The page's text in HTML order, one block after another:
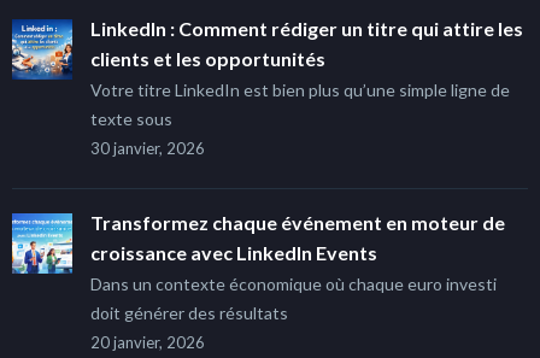
LinkedIn : Comment rédiger un titre qui attire les
clients et les opportunités
Votre titre LinkedIn est bien plus qu’une simple ligne de
texte sous
30 janvier, 2026
Transformez chaque événement en moteur de
croissance avec LinkedIn Events
Dans un contexte économique où chaque euro investi
doit générer des résultats
20 janvier, 2026